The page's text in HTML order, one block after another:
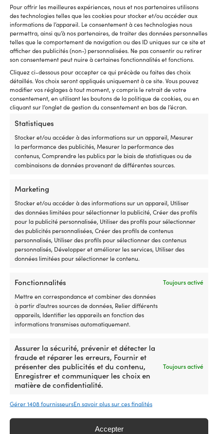
Pour offrir les meilleures expériences, nous et nos partenaires utilisons
des technologies telles que les cookies pour stocker et/ou accéder aux
informations de l’appareil. Le consentement à ces technologies nous
permettra, ainsi qu’à nos partenaires, de traiter des données personnelles
telles que le comportement de navigation ou des ID uniques sur ce site et
afficher des publicités (non-) personnalisées. Ne pas consentir ou retirer
son consentement peut nuire à certaines fonctionnalités et fonctions.
Cliquez ci-dessous pour accepter ce qui précède ou faites des choix
détaillés. Vos choix seront appliqués uniquement à ce site. Vous pouvez
modifier vos réglages à tout moment, y compris le retrait de votre
consentement, en utilisant les boutons de la politique de cookies, ou en
cliquant sur l’onglet de gestion du consentement en bas de l’écran.
Statistiques
Stocker et/ou accéder à des informations sur un appareil, Mesurer
la performance des publicités, Mesurer la performance des
contenus, Comprendre les publics par le biais de statistiques ou de
combinaisons de données provenant de différentes sources.
Marketing
Stocker et/ou accéder à des informations sur un appareil, Utiliser
des données limitées pour sélectionner la publicité, Créer des profils
pour la publicité personnalisée, Utiliser des profils pour sélectionner
des publicités personnalisées, Créer des profils de contenus
personnalisés, Utiliser des profils pour sélectionner des contenus
personnalisés, Développer et améliorer les services, Utiliser des
données limitées pour sélectionner le contenu.
Fonctionnalités
Toujours activé
Mettre en correspondance et combiner des données
à partir d’autres sources de données, Relier différents
appareils, Identifier les appareils en fonction des
informations transmises automatiquement.
Assurer la sécurité, prévenir et détecter la
fraude et réparer les erreurs, Fournir et
présenter des publicités et du contenu,
Enregistrer et communiquer les choix en
matière de confidentialité.
Toujours activé
Gérer 1408 fournisseursEn savoir plus sur ces finalités
Accepter
Longe de harnais Erreti,
élastique, 2 mètres (étiré) + 2
mètres (étiré), ISO 12401 / EN
1095, avec 2 crochets de
sécurité & crochet d’écoute
89,99€
DISPONIBLE SUR COMMANDE
Crochet de sécurité pour longe
de harnais Erreti, ISO 12401,
26,58€
TVA incl.
DISPONIBLE SUR COMMANDE
Lignes de vie pour pont Erreti,
29 mètres x 25 mm, convient
aux bateaux jusqu’à 29 mètres
109,99€
TVA incl.
DISPONIBLE SUR COMMANDE